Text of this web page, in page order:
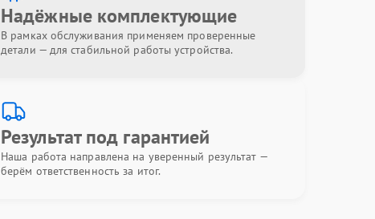
Надёжные комплектующие
В рамках обслуживания применяем проверенные
детали — для стабильной работы устройства.
Результат под гарантией
Наша работа направлена на уверенный результат —
берём ответственность за итог.